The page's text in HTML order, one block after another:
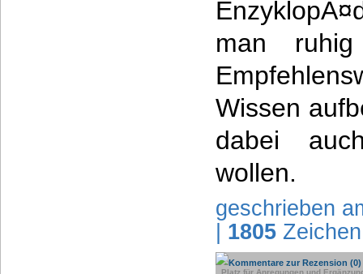
man
Wissen
dabei
wollen.
geschrieben
1805 Zeichen
Kommentare zur Rezension (0)
Platz für Anregungen und